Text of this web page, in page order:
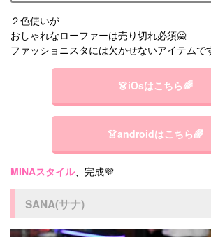
２色使いが
おしゃれなローファーは売り切れ必須🙅
ファッショニスタには欠かせないアイテムで
👗iOsはこちら🌈
👗androidはこちら🌈
MINAスタイル、完成💜
SANA(サナ)